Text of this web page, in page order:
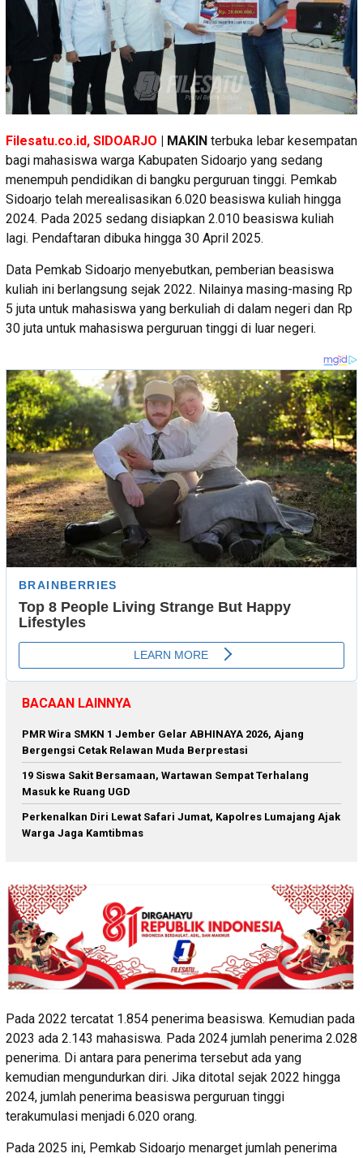
Filesatu.co.id, SIDOARJO | MAKIN terbuka lebar kesempatan
bagi mahasiswa warga Kabupaten Sidoarjo yang sedang
menempuh pendidikan di bangku perguruan tinggi. Pemkab
Sidoarjo telah merealisasikan 6.020 beasiswa kuliah hingga
2024. Pada 2025 sedang disiapkan 2.010 beasiswa kuliah
lagi. Pendaftaran dibuka hingga 30 April 2025.
Data Pemkab Sidoarjo menyebutkan, pemberian beasiswa
kuliah ini berlangsung sejak 2022. Nilainya masing-masing Rp
5 juta untuk mahasiswa yang berkuliah di dalam negeri dan Rp
30 juta untuk mahasiswa perguruan tinggi di luar negeri.
BACAAN LAINNYA
PMR Wira SMKN 1 Jember Gelar ABHINAYA 2026, Ajang
Bergengsi Cetak Relawan Muda Berprestasi
19 Siswa Sakit Bersamaan, Wartawan Sempat Terhalang
Masuk ke Ruang UGD
Perkenalkan Diri Lewat Safari Jumat, Kapolres Lumajang Ajak
Warga Jaga Kamtibmas
Pada 2022 tercatat 1.854 penerima beasiswa. Kemudian pada
2023 ada 2.143 mahasiswa. Pada 2024 jumlah penerima 2.028
penerima. Di antara para penerima tersebut ada yang
kemudian mengundurkan diri. Jika ditotal sejak 2022 hingga
2024, jumlah penerima beasiswa perguruan tinggi
terakumulasi menjadi 6.020 orang.
Pada 2025 ini, Pemkab Sidoarjo menarget jumlah penerima